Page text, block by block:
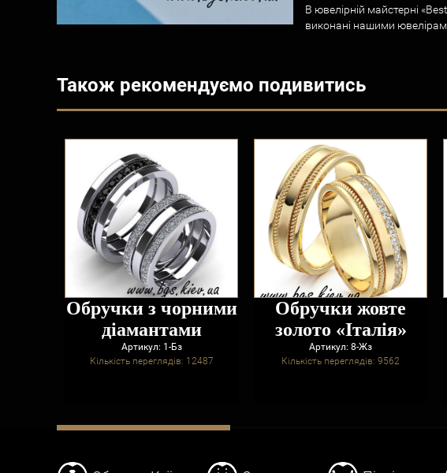
В ювелірній майстерні
виконані нашими
Також рекомендуємо подивитись
Обручки з чорними
діамантами
Артикул: 1-Бз
Кількість переглядів: 12487
Обручки жовте
золото «Італія»
Артикул: 8-Жз
Кількість переглядів: 9562